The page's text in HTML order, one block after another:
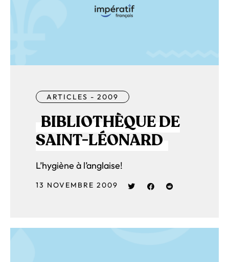
ARTICLES - 2009
BIBLIOTHÈQUE DE
SAINT-LÉONARD
L’hygiène à l’anglaise!
13 NOVEMBRE 2009